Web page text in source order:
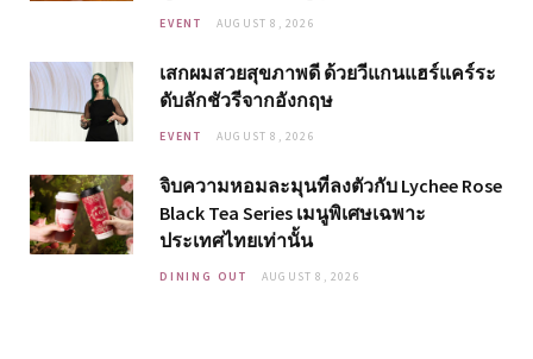
EVENT AUGUST 8, 2026
เสกผมสวยสุขภาพดี ด้วยวีแกนแฮร์แคร์ระ
ดับลักชัวรีจากอังกฤษ
EVENT AUGUST 8, 2026
จิบความหอมละมุนที่ลงตัวกับ Lychee Rose
Black Tea Series เมนูพิเศษเฉพาะ
ประเทศไทยเท่านั้น
DINING OUT AUGUST 8, 2026